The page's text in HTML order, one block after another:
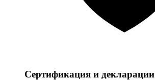
Сертификация и декларации